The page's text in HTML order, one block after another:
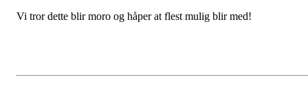
Vi tror dette blir moro og håper at flest mulig blir med!